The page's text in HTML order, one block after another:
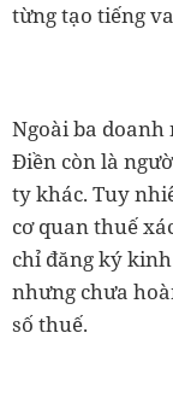
từng tạo tiếng
Ngoài ba doanh
Điền còn là
ty khác. Tuy
cơ quan thuế
chỉ đăng ký
nhưng chưa
số thuế.